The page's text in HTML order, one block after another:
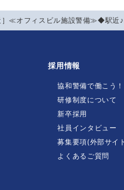
≪オフィスビル施設警備≫◆駅
採用情報
協和警備で働こう！
研修制度について
新卒採用
社員インタビュー
募集要項(外部サイ
よくあるご質問